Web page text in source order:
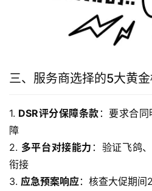
三、服务商选择的5大黄
1. DSR评分保障条款 ：要求合
障
2. 多平台对接能力 ：验证飞鸽
衔接
3. 应急预案响应：核查大促期间